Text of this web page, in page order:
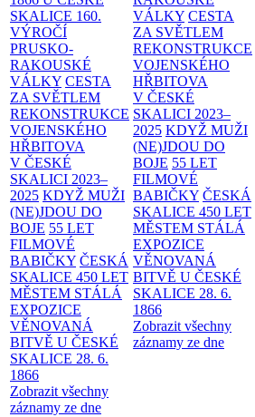
SKALICE 160.
VÝROČÍ
PRUSKO-
RAKOUSKÉ
VÁLKY CESTA
ZA SVĚTLEM
REKONSTRUKCE
VOJENSKÉHO
HŘBITOVA
V ČESKÉ
SKALICI 2023–
2025 KDYŽ MUŽI
(NE)JDOU DO
BOJE 55 LET
FILMOVÉ
BABIČKY ČESKÁ
SKALICE 450 LET
MĚSTEM STÁLÁ
EXPOZICE
VĚNOVANÁ
BITVĚ U ČESKÉ
SKALICE 28. 6.
1866
Zobrazit všechny
záznamy ze dne
VÁLKY CESTA
ZA SVĚTLEM
REKONSTRUKCE
VOJENSKÉHO
HŘBITOVA
V ČESKÉ
SKALICI 2023–
2025 KDYŽ MUŽI
(NE)JDOU DO
BOJE 55 LET
FILMOVÉ
BABIČKY ČESKÁ
SKALICE 450 LET
MĚSTEM STÁLÁ
EXPOZICE
VĚNOVANÁ
BITVĚ U ČESKÉ
SKALICE 28. 6.
1866
Zobrazit všechny
záznamy ze dne